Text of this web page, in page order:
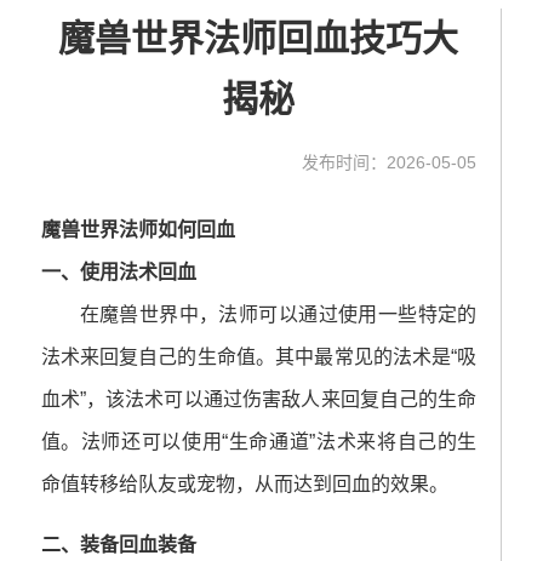
魔兽世界法师回血技巧大
揭秘
发布时间：2026-05-05
魔兽世界法师如何回血
一、使用法术回血
在魔兽世界中，法师可以通过使用一些特定的
法术来回复自己的生命值。其中最常见的法术是“吸
血术”，该法术可以通过伤害敌人来回复自己的生命
值。法师还可以使用“生命通道”法术来将自己的生
命值转移给队友或宠物，从而达到回血的效果。
二、装备回血装备